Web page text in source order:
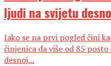
ljudi na svijetu
Iako se na prvi pogled čini
činjenica da više od 85
desnoj...